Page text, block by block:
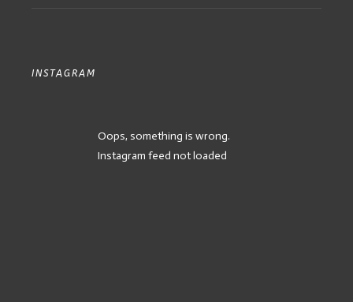
INSTAGRAM
Oops, something is wrong.
Instagram feed not loaded